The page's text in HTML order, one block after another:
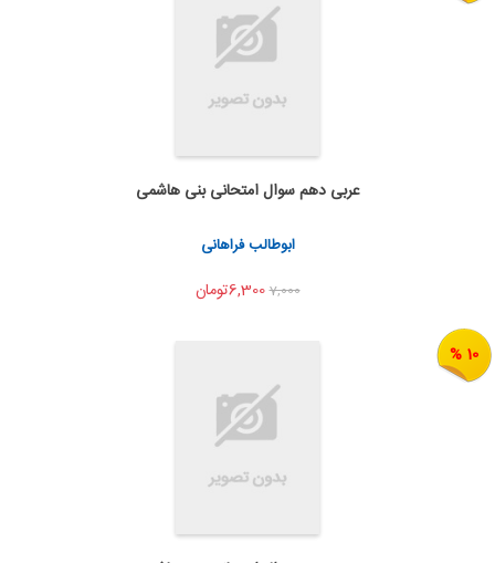
به من اطلاع بده
اشتراک گذاری
عربی دهم سوال امتحانی بنی هاشمی
ابوطالب فراهانی
7,0006,300تومان
10 %